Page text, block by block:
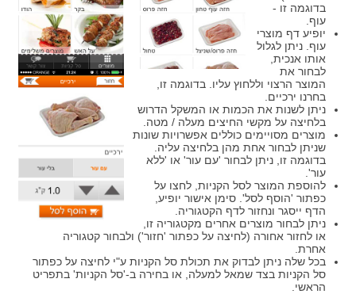
בדוגמה זו -
עוף.
יופיע דף מוצרי
עוף. ניתן לגלול
אותו אנכית,
לבחור את
המוצר הרצוי וללחוץ עליו. בדוגמה זו,
בחרנו ירכיים.
ניתן לשנות את הכמות או המשקל הדרוש
בלחיצה על מקשי החיצים מעלה / מטה.
מוצרים מסויימים כוללים אפשרויות שונות
שניתן לבחור אחת מהן בלחיצה עליה.
בדוגמה זו, ניתן לבחור 'עם עור' או 'ללא
עור'.
להוספת המוצר לסל הקניות, לחצו על
כפתור 'הוסף לסל'. סימן אישור יופיע,
הדף ייסגר ונחזור לדף הקטגוריה.
ניתן לבחור מוצרים אחרים מקטגוריה זו,
או לחזור אחורה (לחיצה על כפתור 'חזור') ולבחור קטגוריה
אחרת.
בכל שלה ניתן לבדוק את תכולת סל הקניות ע"י לחיצה על כפתור
סל הקניות בצד שמאל למעלה, או בחירה ב-'סל הקניות' בתפריט
הראשי.